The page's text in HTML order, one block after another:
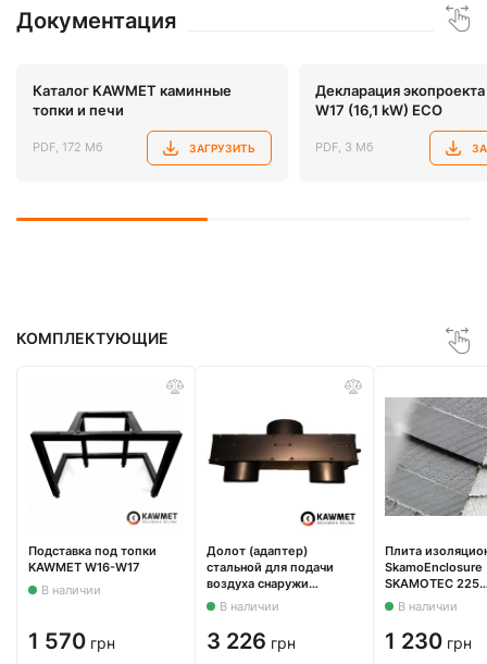
Документация
Каталог KAWMET каминные
топки и печи
PDF, 172 Мб ЗАГРУЗИТЬ
Декларация
W17 (16,1 kW) ECO
PDF, 3 Мб
КОМПЛЕКТУЮЩИЕ
Подставка под топки
KAWMET W16-W17
В наличии
1 570 грн
Долот (адаптер)
стальной для подачи
воздуха снаружи
KAWMET к моделям W17
16,1 kW / 12,3 kW EKO
В наличии
3 226 грн
Плита
SkamoEnclosure
SKAMOTEC 225
1000X610X30 мм
В наличии
1 230 грн